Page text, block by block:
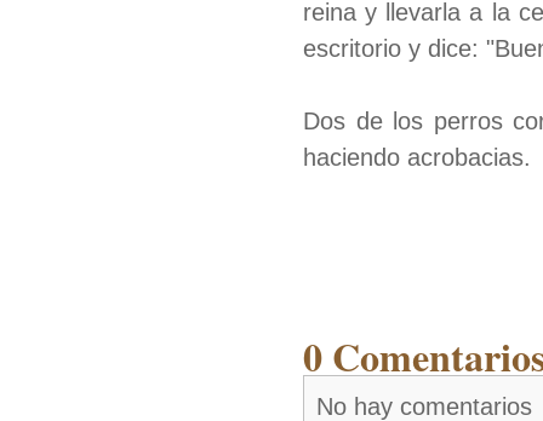
reina y llevarla a la
escritorio y dice:
Dos de los perros
haciendo acrobacias.
0
No hay comentarios